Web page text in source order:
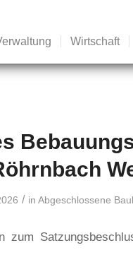
Wirtschaft
/ in Abgeschlossene
zum